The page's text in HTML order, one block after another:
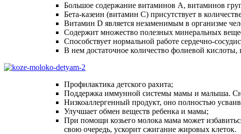
Большое содержание витаминов А, витаминов
Бета-казеин (витамин С) присутствует в
Витамин D является незаменимым в организме
Содержит множество полезных минеральных
Способствует нормальной работе сердечно-
В нем достаточное количество фолиевой кислоты,
Профилактика детского рахита;
Поддержка иммунной системы мамы и малыша.
Низкоаллергенный продукт, оно полностью
Улучшает обмен веществ ребенка и мамы;
При помощи козьего молока мама может
свою очередь, ускорит сжигание жировых клеток.